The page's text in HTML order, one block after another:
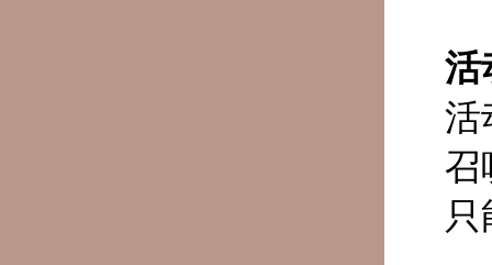
活
活
召